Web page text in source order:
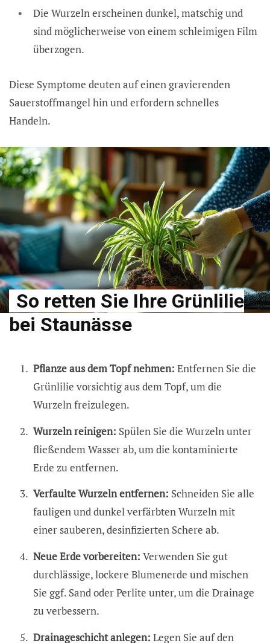
Die Wurzeln erscheinen dunkel, matschig und
sind möglicherweise von einem schleimigen Film
überzogen.
Diese Symptome deuten auf einen gravierenden
Sauerstoffmangel hin und erfordern schnelles
Handeln.
So retten Sie Ihre Grünlilie
bei Staunässe
Pflanze aus dem Topf nehmen: Entfernen Sie die
Grünlilie vorsichtig aus dem Topf, um die
Wurzeln freizulegen.
Wurzeln reinigen: Spülen Sie die Wurzeln unter
fließendem Wasser ab, um die kontaminierte
Erde zu entfernen.
Verfaulte Wurzeln entfernen: Schneiden Sie alle
fauligen und dunkel verfärbten Wurzeln mit
einer sauberen, desinfizierten Schere ab.
Neue Erde vorbereiten: Verwenden Sie gut
durchlässige, lockere Blumenerde und mischen
Sie ggf. Sand oder Perlite unter, um die Drainage
zu verbessern.
Drainageschicht anlegen: Legen Sie auf den